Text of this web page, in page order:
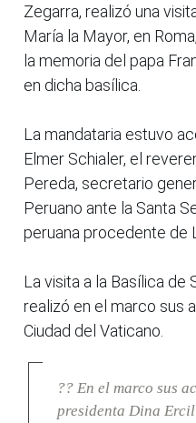
Zegarra, realizó una
María la Mayor, en
la memoria del papa
en dicha basílica.
La mandataria estuvo
Elmer Schialer, el
Pereda, secretario
Peruano ante la Santa
peruana procedente de
La visita a la Basílica de
realizó en el marco sus
Ciudad del Vaticano.
?? En el marco sus
presidenta Dina